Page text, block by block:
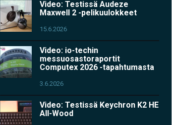
Video: Testissä Audeze
Maxwell 2 -pelikuulokkeet
15.6.2026
Video: io-techin
messuosastoraportit
Computex 2026 -tapahtumasta
3.6.2026
Video: Testissä Keychron K2 HE
All-Wood